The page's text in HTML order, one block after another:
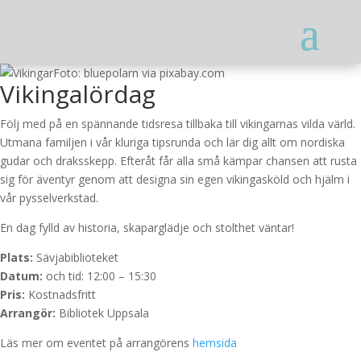
Foto: bluepolarn via pixabay.com
Vikingalördag
Följ med på en spännande tidsresa tillbaka till vikingarnas vilda värld.
Utmana familjen i vår kluriga tipsrunda och lär dig allt om nordiska
gudar och draksskepp. Efteråt får alla små kämpar chansen att rusta
sig för äventyr genom att designa sin egen vikingasköld och hjälm i
vår pysselverkstad.
En dag fylld av historia, skaparglädje och stolthet väntar!
Plats: Sävjabiblioteket
Datum: och tid: 12:00 – 15:30
Pris: Kostnadsfritt
Arrangör: Bibliotek Uppsala
Läs mer om eventet på arrangörens hemsida